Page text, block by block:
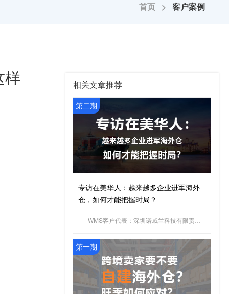
首页 > 客户案例
样 相关文章推荐
专访在美华人：越来越多企业进军海外
仓，如何才能把握时局？
WMS客户代表：深圳诺威兰科技有限责任公司
第二期
第一期